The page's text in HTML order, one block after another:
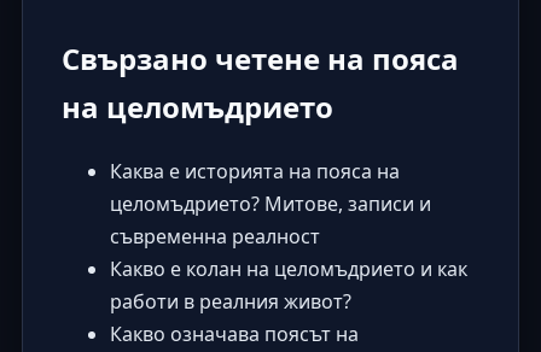
Свързано четене на пояса
на целомъдрието
Каква е историята на пояса на
целомъдрието? Митове, записи и
съвременна реалност
Какво е колан на целомъдрието и как
работи в реалния живот?
Какво означава поясът на